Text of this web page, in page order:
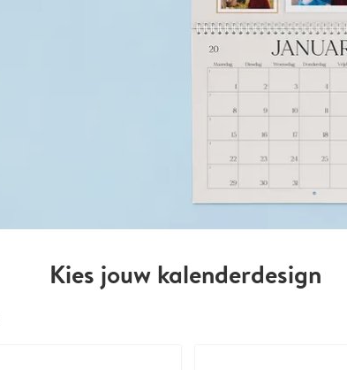
Kies jouw kalenderdesign